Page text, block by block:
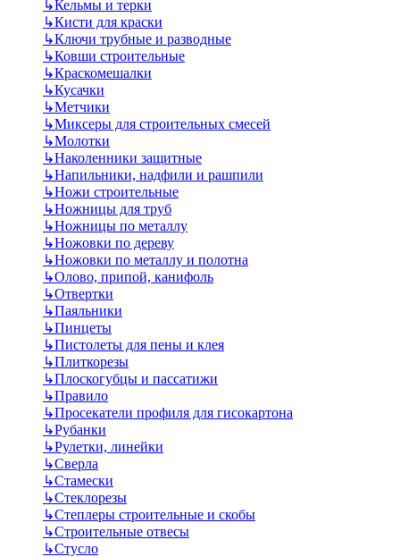
↳Кельмы и терки
↳Кисти для краски
↳Ключи трубные и разводные
↳Ковши строительные
↳Краскомешалки
↳Кусачки
↳Метчики
↳Миксеры для строительных смесей
↳Молотки
↳Наколенники защитные
↳Напильники, надфили и рашпили
↳Ножи строительные
↳Ножницы для труб
↳Ножницы по металлу
↳Ножовки по дереву
↳Ножовки по металлу и полотна
↳Олово, припой, канифоль
↳Отвертки
↳Паяльники
↳Пинцеты
↳Пистолеты для пены и клея
↳Плиткорезы
↳Плоскогубцы и пассатижи
↳Правило
↳Просекатели профиля для гисокартона
↳Рубанки
↳Рулетки, линейки
↳Сверла
↳Стамески
↳Стеклорезы
↳Степлеры строительные и скобы
↳Строительные отвесы
↳Стусло